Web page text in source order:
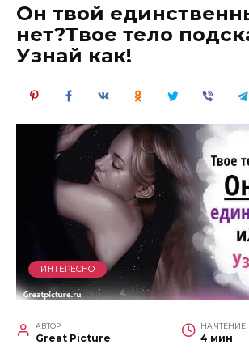
Он твой
нет?Твое тело
Узнай как!
ИНТЕРЕСНО
АВТОР
Great Picture
НА ЧТЕНИЕ
4 мин